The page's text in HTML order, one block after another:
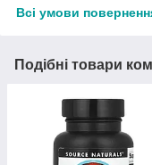
Всі умови
Подібні товари